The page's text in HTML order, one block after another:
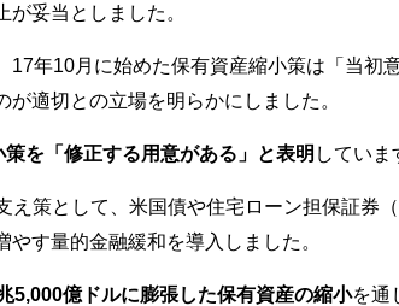
妥当としました。
17年10月に始めた保有資産縮小策は「当初
適切との立場を明らかにしました。
を「修正する用意がある」と表明 していま
え策として、米国債や住宅ローン担保証券
す量的金融緩和を導入しました。
5,000億ドルに膨張した保有資産の縮小を通